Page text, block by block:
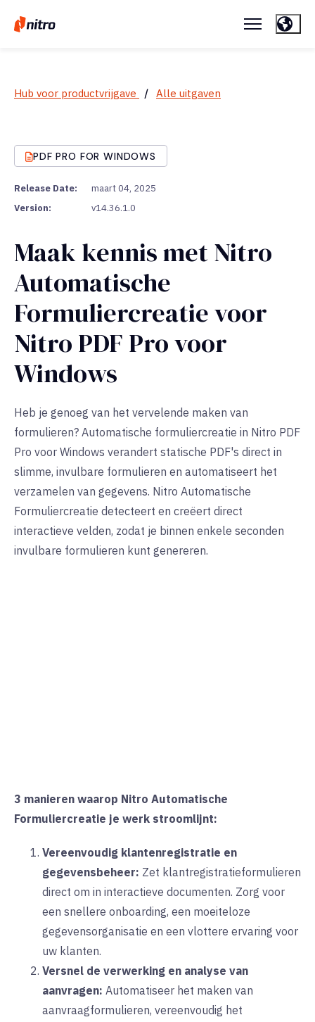
Hub voor productvrijgave / Alle uitgaven
Maak kennis met Nitro
Automatische
Formuliercreatie voor
Nitro PDF Pro voor
Windows
Heb je genoeg van het vervelende maken van
formulieren? Automatische formuliercreatie in Nitro PDF
Pro voor Windows verandert statische PDF's direct in
slimme, invulbare formulieren en automatiseert het
verzamelen van gegevens. Nitro Automatische
Formuliercreatie detecteert en creëert direct
interactieve velden, zodat je binnen enkele seconden
invulbare formulieren kunt genereren.
3 manieren waarop Nitro Automatische
Formuliercreatie je werk stroomlijnt:
Vereenvoudig klantenregistratie en
gegevensbeheer: Zet klantregistratieformulieren
direct om in interactieve documenten. Zorg voor
een snellere onboarding, een moeiteloze
gegevensorganisatie en een vlottere ervaring voor
uw klanten.
Versnel de verwerking en analyse van
aanvragen: Automatiseer het maken van
aanvraagformulieren, vereenvoudig het
PDF PRO FOR WINDOWS
Release Date:
maart 04, 2025
Version:
v14.36.1.0